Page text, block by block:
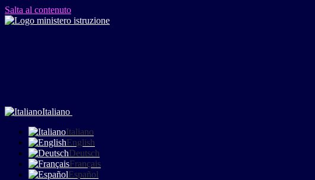
Salta al contenuto
Italiano
Italiano
English
Deutsch
Français
Español